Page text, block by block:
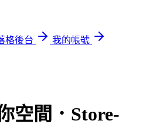
格後台
我的帳號
空間．Store-